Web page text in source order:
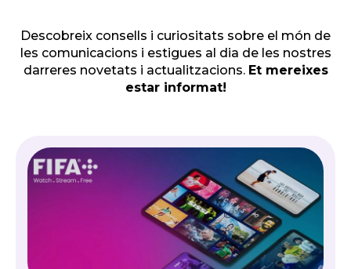
Descobreix consells i curiositats sobre el món de
les comunicacions i estigues al dia de les nostres
darreres novetats i actualitzacions. Et mereixes
estar informat!